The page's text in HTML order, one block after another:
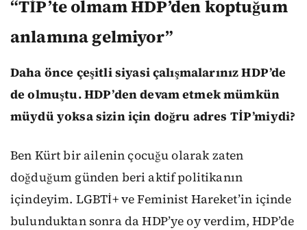
“TİP’te olmam HDP’den koptuğum
anlamına gelmiyor”
Daha önce çeşitli siyasi çalışmalarınız HDP’de
de olmuştu. HDP’den devam etmek mümkün
müydü yoksa sizin için doğru adres TİP’miydi?
Ben Kürt bir ailenin çocuğu olarak zaten
doğduğum günden beri aktif politikanın
içindeyim. LGBTİ+ ve Feminist Hareket’in içinde
bulunduktan sonra da HDP’ye oy verdim, HDP’de